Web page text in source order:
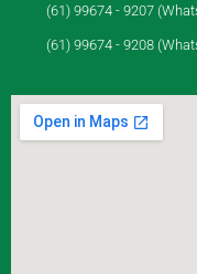
(61) 99674 - 9207
(61) 99674 - 9208